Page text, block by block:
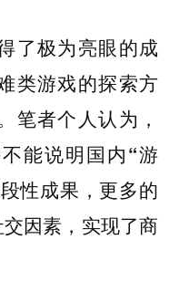
了极为亮眼的成
类游戏的探索方
笔者个人认为，
能说明国内“游
性成果，更多的
因素，实现了商